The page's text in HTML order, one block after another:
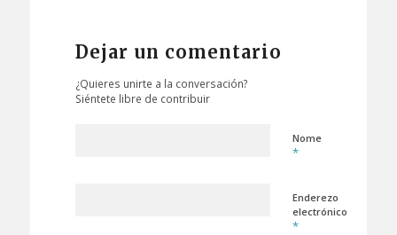
Dejar un comentario
¿Quieres unirte a la conversación?
Siéntete libre de contribuir
Nome
*
Enderezo
electrónico
*